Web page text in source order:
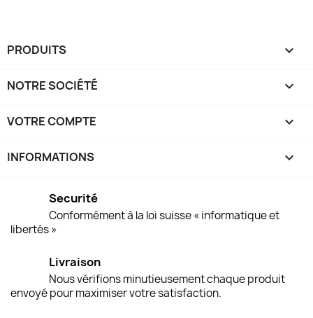
PRODUITS 
NOTRE SOCIÉTÉ 
VOTRE COMPTE 
INFORMATIONS keyboard_arrow_down
Securité
Conformément à la loi suisse « informatique et
libertés »
Livraison
Nous vérifions minutieusement chaque produit
envoyé pour maximiser votre satisfaction.